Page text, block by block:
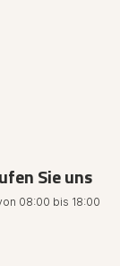
Sie uns
08:00 bis 18:00